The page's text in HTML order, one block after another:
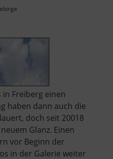
in Freiberg einen
haben dann auch die
doch seit 20018
Glanz. Einen
vor Beginn der
in der Galerie weiter